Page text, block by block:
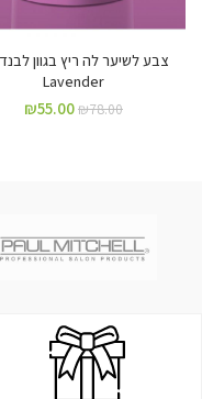
צבע לשיער לה ריץ בגוון
Lavender
₪78.00
₪55.00